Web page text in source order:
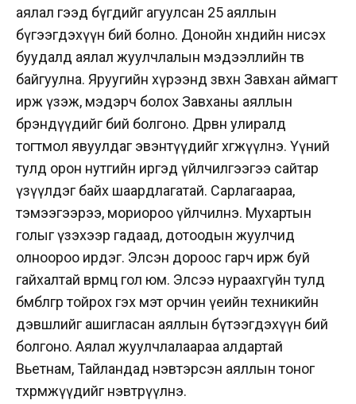
аялал гээд бүгдийг агуулсан 25 аяллын
бүгээгдэхүүн бий болно. Донойн хөндийн нисэх
буудалд аялал жуулчлалын мэдээллийн төв
байгуулна. Яруугийн хүрээнд зөвхөн Завхан аймагт
ирж үзэж, мэдэрч болох Завханы аяллын
брэндүүдийг бий болгоно. Дөрвөн улиралд
тогтмол явуулдаг эвэнтүүдийг хөгжүүлнэ. Үүний
тулд орон нутгийн иргэд үйлчилгээгээ сайтар
үзүүлдэг байх шаардлагатай. Сарлагаараа,
тэмээгээрээ, мориороо үйлчилнэ. Мухартын
голыг үзэхээр гадаад, дотоодын жуулчид
олноороо ирдэг. Элсэн дороос гарч ирж буй
гайхалтай өвөрмөц гол юм. Элсээ нураахгүйн тулд
бөмбөлгөөр тойрох гэх мэт орчин үеийн техникийн
дэвшлийг ашигласан аяллын бүтээгдэхүүн бий
болгоно. Аялал жуулчлалаараа алдартай
Вьетнам, Тайландад нэвтэрсэн аяллын тоног
төхөөрөмжүүдийг нэвтрүүлнэ.